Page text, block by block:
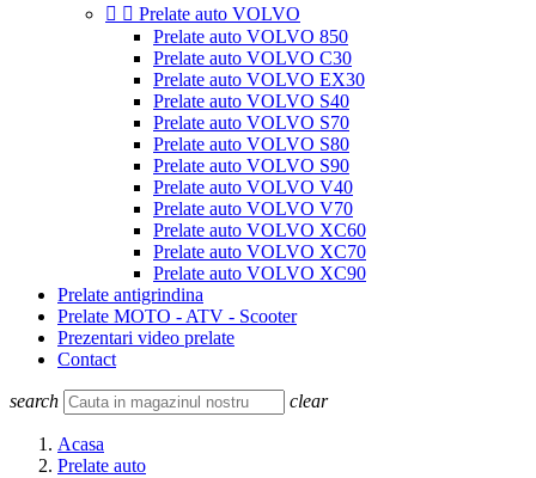
  Prelate auto VOLVO
Prelate auto VOLVO 850
Prelate auto VOLVO C30
Prelate auto VOLVO EX30
Prelate auto VOLVO S40
Prelate auto VOLVO S70
Prelate auto VOLVO S80
Prelate auto VOLVO S90
Prelate auto VOLVO V40
Prelate auto VOLVO V70
Prelate auto VOLVO XC60
Prelate auto VOLVO XC70
Prelate auto VOLVO XC90
Prelate antigrindina
Prelate MOTO - ATV - Scooter
Prezentari video prelate
Contact
search clear
Acasa
Prelate auto